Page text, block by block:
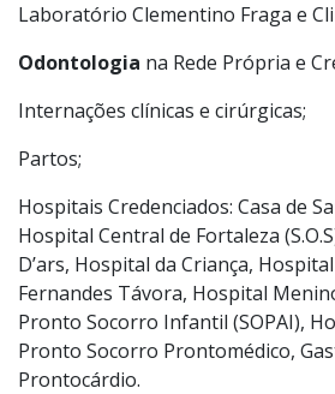
Laboratório Clementino Fraga e
Odontologia na Rede Própria e
Internações clínicas e cirúrgicas;
Partos;
Hospitais Credenciados: Casa de
Hospital Central de Fortaleza
D’ars, Hospital da Criança,
Fernandes Távora, Hospital
Pronto Socorro Infantil (SOPAI),
Pronto Socorro Prontomédico,
Prontocárdio.